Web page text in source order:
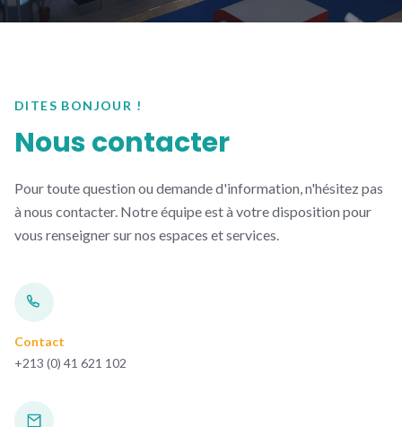
DITES BONJOUR !
Nous contacter
Pour toute question ou demande d'information, n'hésitez pas
à nous contacter. Notre équipe est à votre disposition pour
vous renseigner sur nos espaces et services.
Contact
+213 (0) 41 621 102